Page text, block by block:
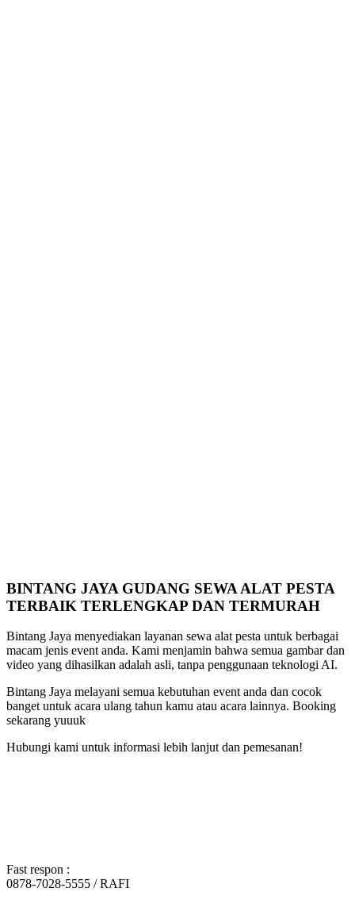
BINTANG JAYA GUDANG SEWA ALAT PESTA
TERBAIK TERLENGKAP DAN TERMURAH
Bintang Jaya menyediakan layanan sewa alat pesta untuk berbagai
macam jenis event anda. Kami menjamin bahwa semua gambar dan
video yang dihasilkan adalah asli, tanpa penggunaan teknologi AI.
Bintang Jaya melayani semua kebutuhan event anda dan cocok
banget untuk acara ulang tahun kamu atau acara lainnya. Booking
sekarang yuuuk
Hubungi kami untuk informasi lebih lanjut dan pemesanan!
Fast respon :
0878-7028-5555 / RAFI